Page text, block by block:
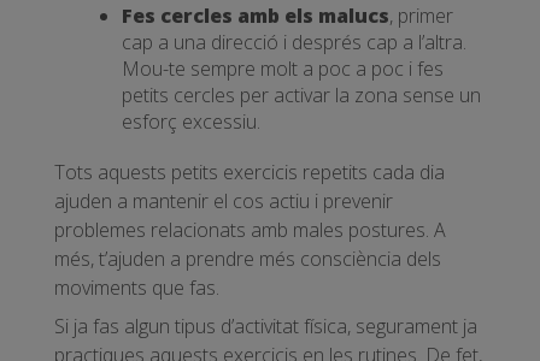
Fes cercles amb els malucs, primer
cap a una direcció i després cap a l’altra.
Mou-te sempre molt a poc a poc i fes
petits cercles per activar la zona sense un
esforç excessiu.
Tots aquests petits exercicis repetits cada dia
ajuden a mantenir el cos actiu i prevenir
problemes relacionats amb males postures. A
més, t’ajuden a prendre més consciència dels
moviments que fas.
Si ja fas algun tipus d’activitat física, segurament ja
practiques aquests exercicis en les rutines. De fet,